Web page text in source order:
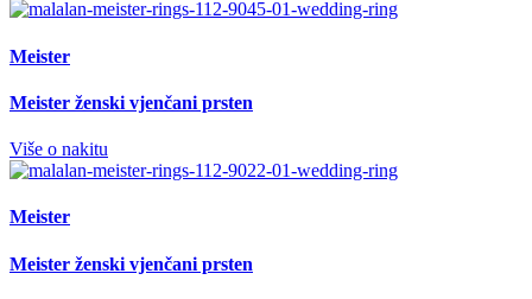
Meister
Meister ženski vjenčani prsten
Više o nakitu
Meister
Meister ženski vjenčani prsten